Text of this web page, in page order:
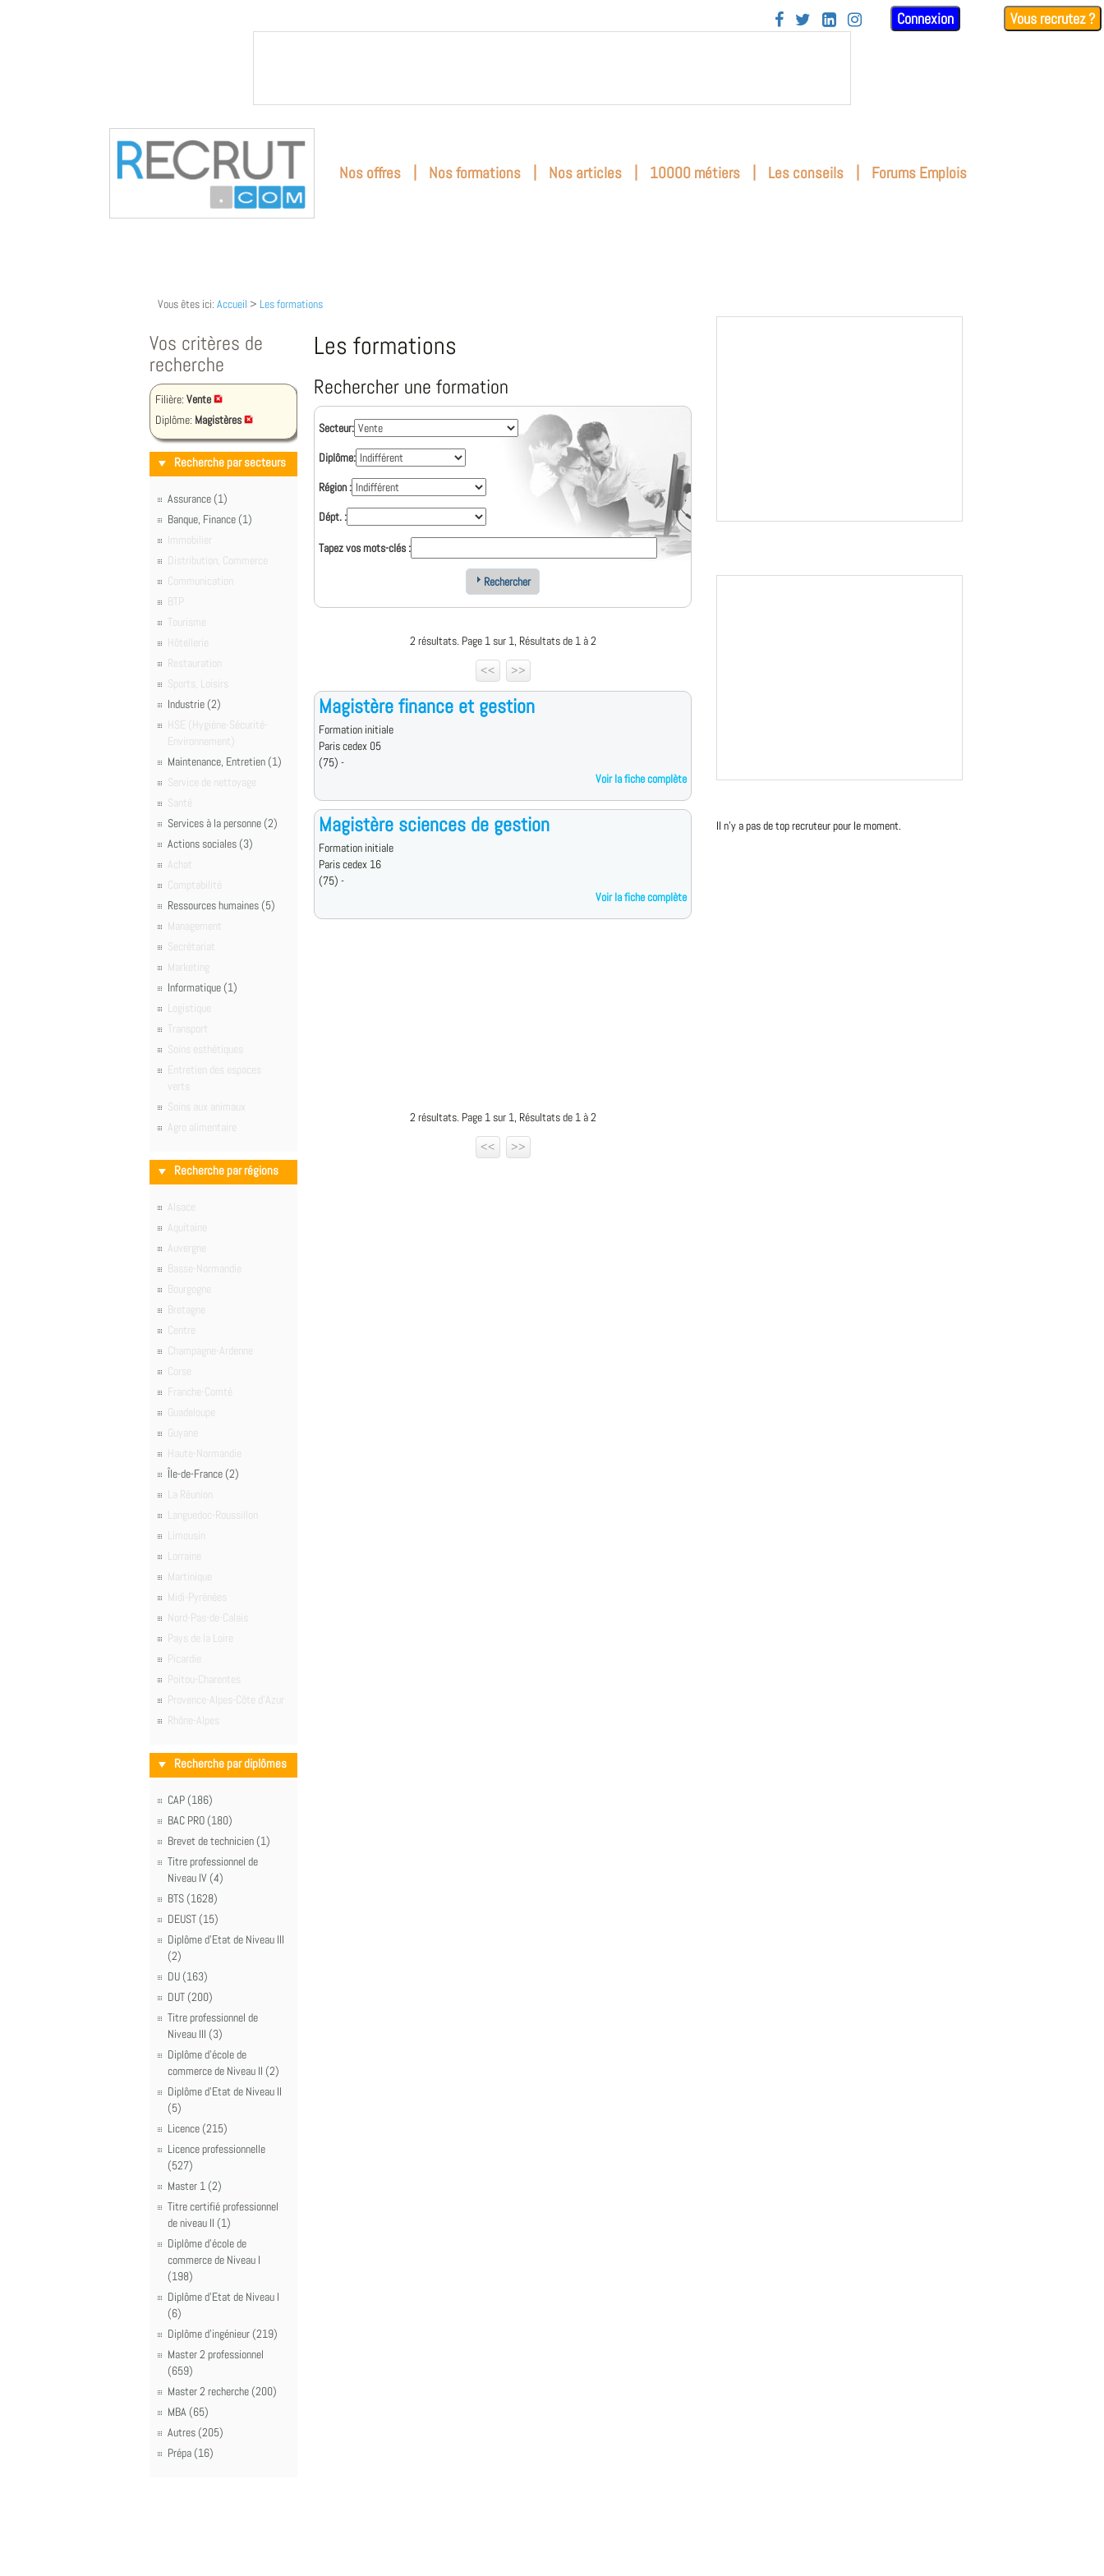
    Connexion Vous recrutez ?
Nos offres | Nos formations | Nos articles | 10000 métiers | Les conseils | Forums Emplois
Vous êtes ici: Accueil > Les formations
Vos critères de
recherche
Filière: Vente
Diplôme: Magistères
Recherche par secteurs
Assurance (1)
Banque, Finance (1)
Immobilier
Distribution, Commerce
Communication
BTP
Tourisme
Hôtellerie
Restauration
Sports, Loisirs
Industrie (2)
HSE (Hygiène-Sécurité-
Environnement)
Maintenance, Entretien (1)
Service de nettoyage
Santé
Services à la personne (2)
Actions sociales (3)
Achat
Comptabilité
Ressources humaines (5)
Management
Secrétariat
Marketing
Informatique (1)
Logistique
Transport
Soins esthétiques
Entretien des espaces
verts
Soins aux animaux
Agro alimentaire
Recherche par régions
Alsace
Aquitaine
Auvergne
Basse-Normandie
Bourgogne
Bretagne
Centre
Champagne-Ardenne
Corse
Franche-Comté
Guadeloupe
Guyane
Haute-Normandie
Île-de-France (2)
La Réunion
Languedoc-Roussillon
Limousin
Lorraine
Martinique
Midi-Pyrénées
Nord-Pas-de-Calais
Pays de la Loire
Picardie
Poitou-Charentes
Provence-Alpes-Côte d'Azur
Rhône-Alpes
Recherche par diplômes
CAP (186)
BAC PRO (180)
Brevet de technicien (1)
Titre professionnel de
Niveau IV (4)
BTS (1628)
DEUST (15)
Diplôme d'Etat de Niveau III
(2)
DU (163)
DUT (200)
Titre professionnel de
Niveau III (3)
Diplôme d'école de
commerce de Niveau II (2)
Diplôme d'Etat de Niveau II
(5)
Licence (215)
Licence professionnelle
(527)
Master 1 (2)
Titre certifié professionnel
de niveau II (1)
Diplôme d'école de
commerce de Niveau I
(198)
Diplôme d'Etat de Niveau I
(6)
Diplôme d'ingénieur (219)
Master 2 professionnel
(659)
Master 2 recherche (200)
MBA (65)
Autres (205)
Prépa (16)
Les formations
Rechercher une formation
Secteur:
Diplôme:
Région :
Dépt. :
Tapez vos mots-clés :
Rechercher
2 résultats. Page 1 sur 1, Résultats de 1 à 2
<<
>>
Magistère finance et gestion
Formation initiale
Paris cedex 05
(75) -
Voir la fiche complète
Magistère sciences de gestion
Formation initiale
Paris cedex 16
(75) -
Voir la fiche complète
2 résultats. Page 1 sur 1, Résultats de 1 à 2
<<
>>
Il n'y a pas de top recruteur pour le moment.